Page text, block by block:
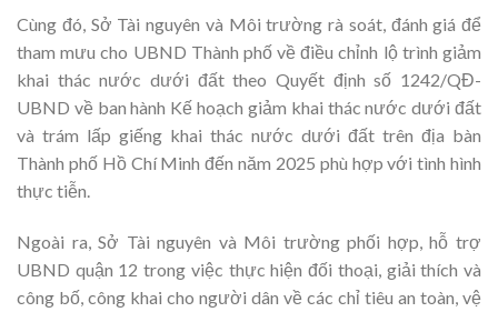
Cùng đó, Sở Tài nguyên và Môi trường rà soát, đánh giá để
tham mưu cho UBND Thành phố về điều chỉnh lộ trình giảm
khai thác nước dưới đất theo Quyết định số 1242/QĐ-
UBND về ban hành Kế hoạch giảm khai thác nước dưới đất
và trám lấp giếng khai thác nước dưới đất trên địa bàn
Thành phố Hồ Chí Minh đến năm 2025 phù hợp với tình hình
thực tiễn.
Ngoài ra, Sở Tài nguyên và Môi trường phối hợp, hỗ trợ
UBND quận 12 trong việc thực hiện đối thoại, giải thích và
công bố, công khai cho người dân về các chỉ tiêu an toàn, vệ